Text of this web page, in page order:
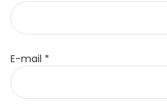
E-mail *